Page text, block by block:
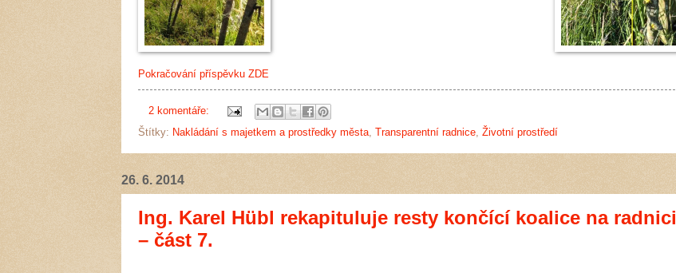
Pokračování příspěvku ZDE
2 komentáře:
Štítky: Nakládání s majetkem a prostředky města Transparentní radnice Životní prostředí
26. 6. 2014
Ing. Karel Hübl rekapituluje resty končící koalice na radnici
– část 7.